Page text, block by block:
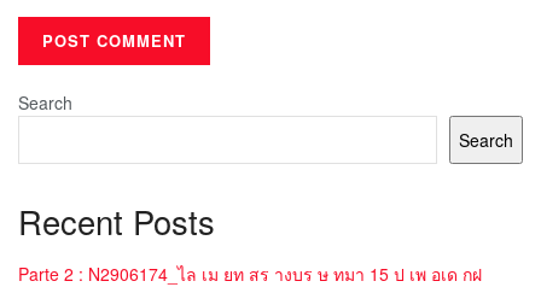
Search
Search
Recent Posts
Parte 2 : N2906174_ไล เม ยท สร างบร ษ ทมา 15 ป เพ อเด กฝ